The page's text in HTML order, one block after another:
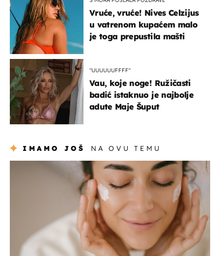
Vruće, vruće! Nives Celzijus
u vatrenom kupaćem malo
je toga prepustila mašti
"UUUUUUFFFF"
Vau, koje noge! Ružičasti
badić istaknuo je najbolje
adute Maje Šuput
IMAMO JOŠ NA OVU TEMU
moda & ljepota